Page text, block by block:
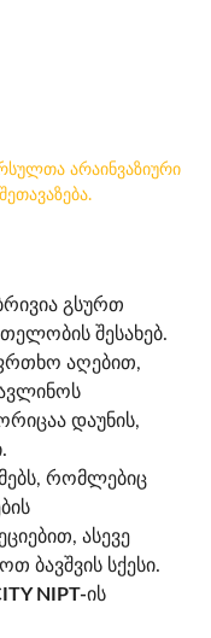
არაინვაზიური
გსურთ
შესახებ.
აღებით,
დაუნის,
რომლებიც
ასევე
ბავშვის სქესი.
NIPT-ის